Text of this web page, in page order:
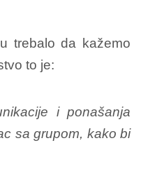
trebalo da kažemo
to je:
i ponašanja
sa grupom, kako bi